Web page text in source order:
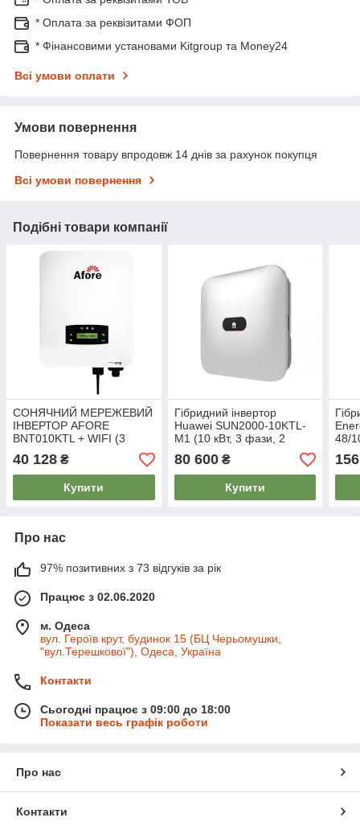
* Оплата за реквізитами ФОП
* Фінансовими установами Kitgroup та Money24
Всі умови оплати
Умови повернення
Повернення товару впродовж 14 днів за рахунок покупця
Всі умови повернення
Подібні товари компанії
СОНЯЧНИЙ МЕРЕЖЕВИЙ
ІНВЕРТОР AFORE
BNT010KTL + WIFI (3
ФАЗИ, 10 КВТ, 2 МРРТ)
40 128 ₴
Купити
Гібридний інвертор
Huawei SUN2000-10KTL-
M1 (10 кВт, 3 фази, 2
МРРТ)
80 600₴
Купити
48/
Про нас
97% позитивних з 73 відгуків за рік
Працює з 02.06.2020
м. Одеса
вул. Героїв крут, будинок 15 (БЦ Черьомушки,
"вул.Терешкової"), Одеса, Україна
Контакти
Сьогодні працює з 09:00 до 18:00
Показати весь графік роботи
Про нас
Контакти